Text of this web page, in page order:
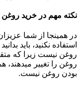
نکته مهم در خرید
در همینجا از شما
استفاده نکنید، باید
روغن نیست زیرا که
روغن را تغییر
بودن روغن نیست.